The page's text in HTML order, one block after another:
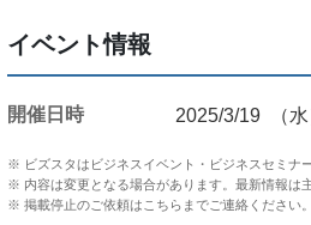
イベント情報
開催日時 2025/3/19 （水
※ ビズスタはビジネスイベント・ビジネスセミナ
※ 内容は変更となる場合があります。最新情報は
※ 掲載停止のご依頼はこちらまでご連絡ください